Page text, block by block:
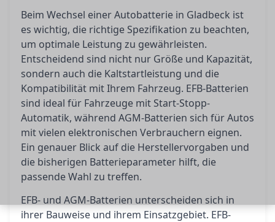
Beim Wechsel einer Autobatterie in Gladbeck ist
es wichtig, die richtige Spezifikation zu beachten,
um optimale Leistung zu gewährleisten.
Entscheidend sind nicht nur Größe und Kapazität,
sondern auch die Kaltstartleistung und die
Kompatibilität mit Ihrem Fahrzeug. EFB-Batterien
sind ideal für Fahrzeuge mit Start-Stopp-
Automatik, während AGM-Batterien sich für Autos
mit vielen elektronischen Verbrauchern eignen.
Ein genauer Blick auf die Herstellervorgaben und
die bisherigen Batterieparameter hilft, die
passende Wahl zu treffen.
EFB- und AGM-Batterien unterscheiden sich in
ihrer Bauweise und ihrem Einsatzgebiet. EFB-